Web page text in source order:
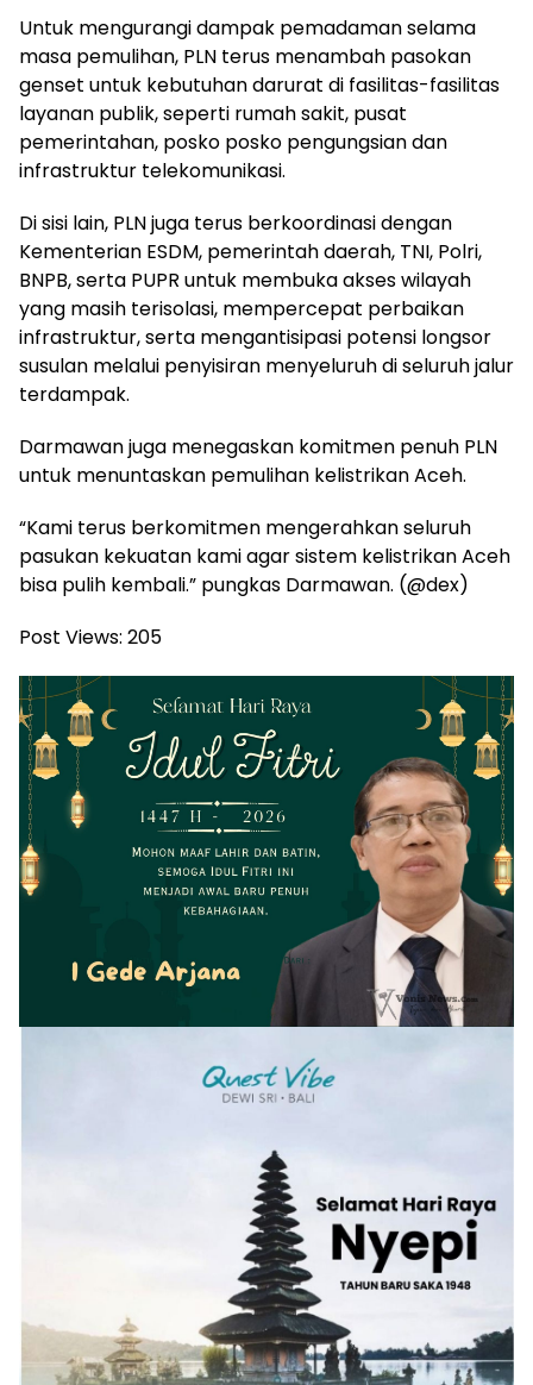
Untuk mengurangi dampak pemadaman selama
masa pemulihan, PLN terus menambah pasokan
genset untuk kebutuhan darurat di fasilitas-fasilitas
layanan publik, seperti rumah sakit, pusat
pemerintahan, posko posko pengungsian dan
infrastruktur telekomunikasi.
Di sisi lain, PLN juga terus berkoordinasi dengan
Kementerian ESDM, pemerintah daerah, TNI, Polri,
BNPB, serta PUPR untuk membuka akses wilayah
yang masih terisolasi, mempercepat perbaikan
infrastruktur, serta mengantisipasi potensi longsor
susulan melalui penyisiran menyeluruh di seluruh jalur
terdampak.
Darmawan juga menegaskan komitmen penuh PLN
untuk menuntaskan pemulihan kelistrikan Aceh.
“Kami terus berkomitmen mengerahkan seluruh
pasukan kekuatan kami agar sistem kelistrikan Aceh
bisa pulih kembali.” pungkas Darmawan. (@dex)
Post Views: 205